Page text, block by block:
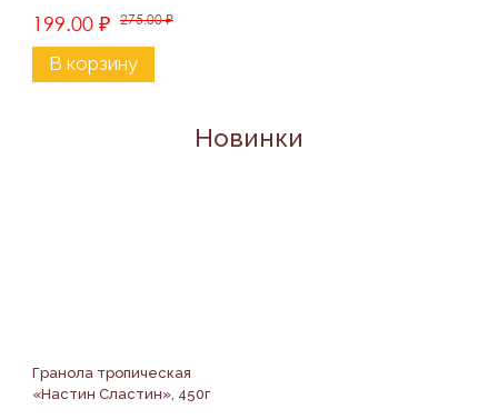
199.00 ₽ 275.00₽
В корзину
Новинки
Гранола тропическая
«Настин Сластин», 450г